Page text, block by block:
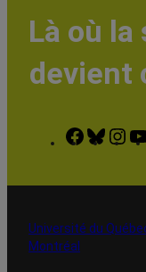
Là où la
devient
Facebook
Université du
Montréal